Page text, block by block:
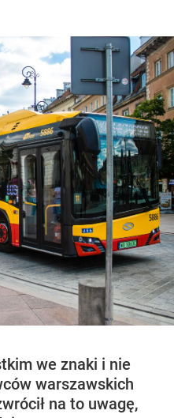
we znaki i nie
warszawskich
na to uwagę,